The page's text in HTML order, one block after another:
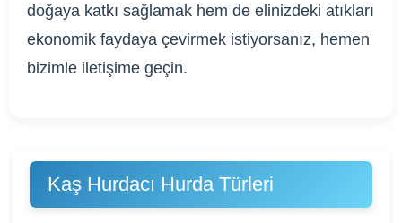
doğaya katkı sağlamak hem de elinizdeki atıkları
ekonomik faydaya çevirmek istiyorsanız, hemen
bizimle iletişime geçin.
Kaş Hurdacı Hurda Türleri